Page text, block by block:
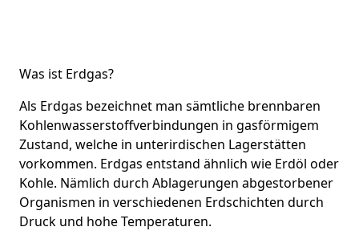
Was ist Erdgas?
Als Erdgas bezeichnet man sämtliche brennbaren
Kohlenwasserstoffverbindungen in gasförmigem
Zustand, welche in unterirdischen Lagerstätten
vorkommen. Erdgas entstand ähnlich wie Erdöl oder
Kohle. Nämlich durch Ablagerungen abgestorbener
Organismen in verschiedenen Erdschichten durch
Druck und hohe Temperaturen.